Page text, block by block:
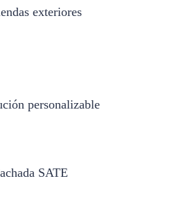
exteriores
personalizable
SATE